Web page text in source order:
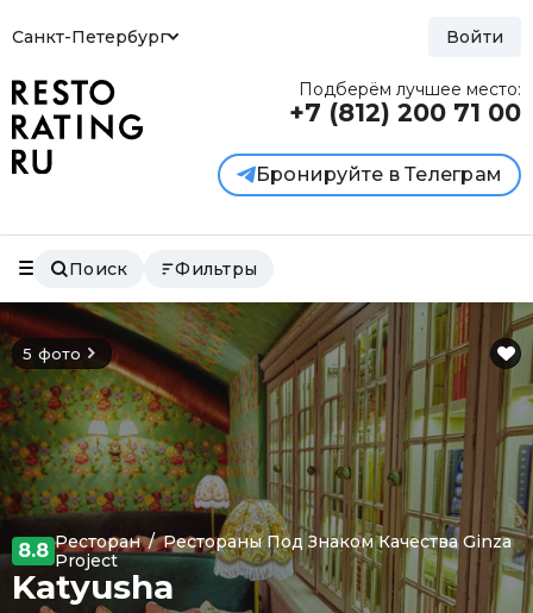
Санкт-Петербург Войти
Подберём лучшее место:
+7 (812) 200 71 00
Бронируйте в Телеграм
Поиск Фильтры
5 фото
8.8 Ресторан / Рестораны Под Знаком Качества Ginza
Project
Katyusha